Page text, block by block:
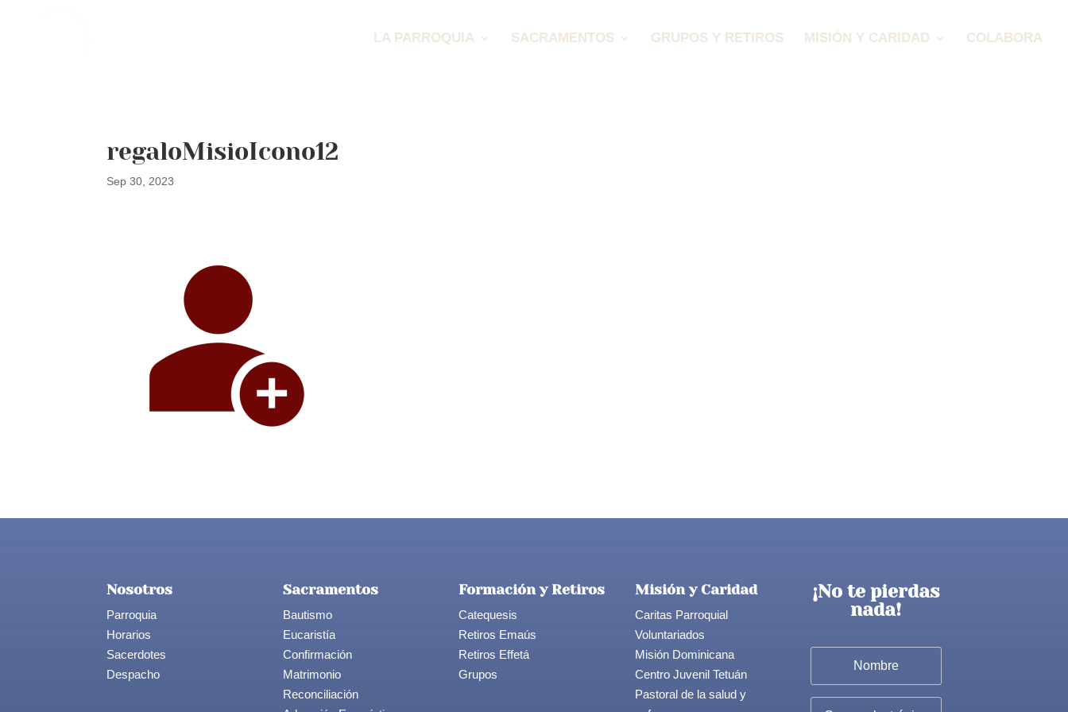
LA PARROQUIA SACRAMENTOS GRUPOS Y RETIROS MISIÓN Y CARIDAD COLABORA
regaloMisioIcono12
Sep 30, 2023
Nosotros
Parroquia
Horarios
Sacerdotes
Despacho
Sacramentos
Bautismo
Eucaristía
Confirmación
Matrimonio
Reconciliación
Formación y Retiros
Catequesis
Retiros Emaús
Retiros Effetá
Grupos
Misión y Caridad
Caritas Parroquial
Voluntariados
Misión Dominicana
Centro Juvenil Tetuán
Pastoral de la salud y
¡No te pierdas
nada!